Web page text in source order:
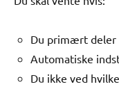
Du primært deler
Automatiske
Du ikke ved